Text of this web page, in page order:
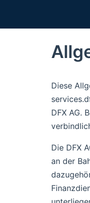
Diese
DFX AG.
Die DFX
an der